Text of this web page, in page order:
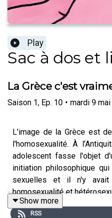
Play
Sac à dos et
La Grèce c'est
Saison 1, Ep. 10 • mardi 9
L'image de la Grèce est
l'homosexualité. À
adolescent fasse l'objet
initiation philosophique
sexuelles et il n'y
homosexualité et
Show more
RSS